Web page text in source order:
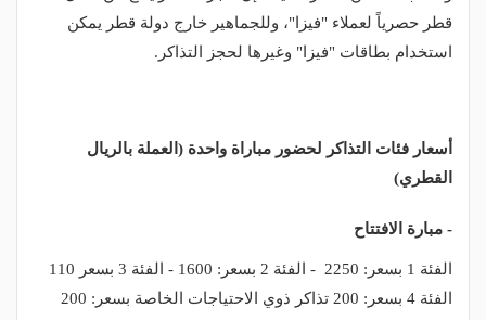
قطر حصرياً لعملاء "فيزا"، وللجماهير خارج دولة قطر يمكن
استخدام بطاقات "فيزا" وغيرها لحجز التذاكر.
أسعار فئات التذاكر لحضور مباراة واحدة (العملة بالريال
القطري)
- مبارة الافتتاح
الفئة 1 بسعر: 2250 - الفئة 2 بسعر: 1600 - الفئة 3 بسعر 110
الفئة 4 بسعر: 200 تذاكر ذوي الاحتياجات الخاصة بسعر: 200